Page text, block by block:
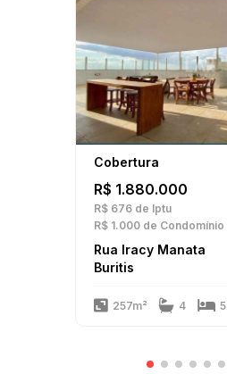
Cobertura
R$ 1.880.000
R$ 676 de Iptu
R$ 1.000 de Condomínio
Rua Iracy Manata
Buritis
257m² 4 5